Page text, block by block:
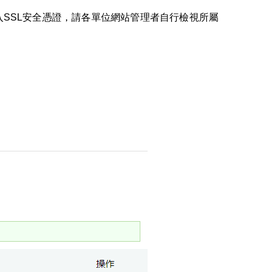
安全憑證，請各單位網站管理者自行檢視所屬